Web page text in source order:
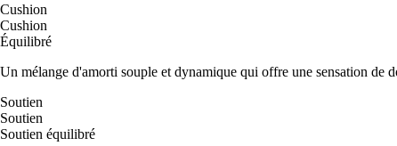
Cushion
Cushion
Équilibré
Un mélange d'amorti souple et dynamique qui offre une sensation de
Soutien
Soutien
Soutien équilibré